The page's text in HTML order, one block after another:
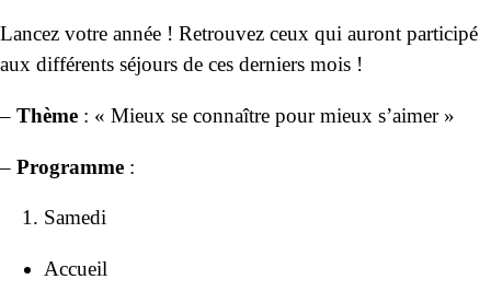
Lancez votre année ! Retrouvez ceux qui auront participé
aux différents séjours de ces derniers mois !
– Thème : « Mieux se connaître pour mieux s’aimer »
– Programme :
Samedi
Accueil